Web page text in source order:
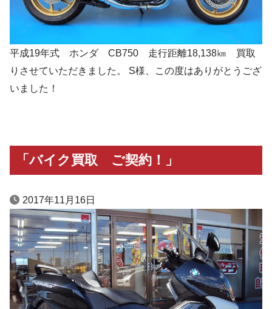
平成19年式 ホンダ CB750 走行距離18,138㎞ 買取
りさせていただきました。 S様、この度はありがとうござ
いました！
「バイク買取 ご契約！」
2017年11月16日